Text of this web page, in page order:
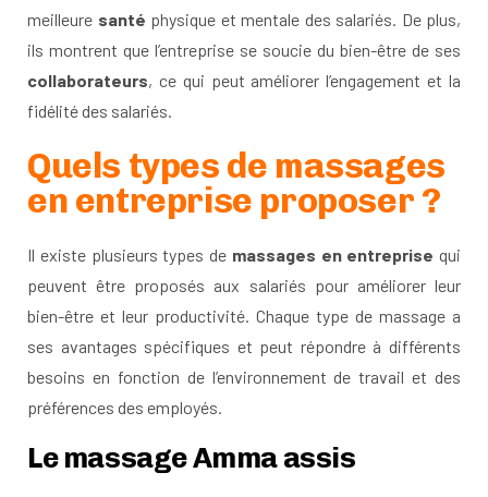
meilleure santé physique et mentale des salariés. De plus,
ils montrent que l’entreprise se soucie du bien-être de ses
collaborateurs, ce qui peut améliorer l’engagement et la
fidélité des salariés.
Quels types de massages
en entreprise proposer ?
Il existe plusieurs types de massages en entreprise qui
peuvent être proposés aux salariés pour améliorer leur
bien-être et leur productivité. Chaque type de massage a
ses avantages spécifiques et peut répondre à différents
besoins en fonction de l’environnement de travail et des
préférences des employés.
Le massage Amma assis